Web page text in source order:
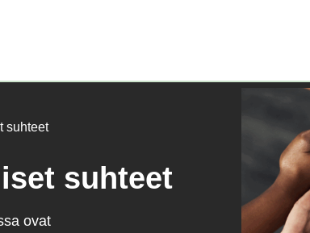
suhteet
suhteet
ovat